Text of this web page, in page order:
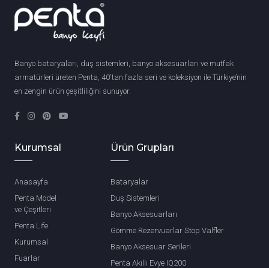
Banyo bataryaları, duş sistemleri, banyo aksesuarları ve mutfak
armatürleri üreten Penta, 40'tan fazla seri ve koleksiyon ile Türkiye’nin
en zengin ürün çeşitliliğini sunuyor.
Kurumsal
Anasayfa
Penta Model
ve Çeşitleri
Penta Life
Kurumsal
Fuarlar
Ürün Grupları
Bataryalar
Duş Sistemleri
Banyo Aksesuarları
Gömme Rezervuarlar Stop Valfler
Banyo Aksesuar Serileri
Penta Akıllı Evye IQ200